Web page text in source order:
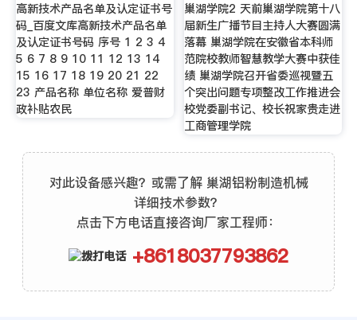
高新技术产品名单及认定证书号
码_百度文库高新技术产品名单
及认定证书号码 序号 1 2 3 4
5 6 7 8 9 10 11 12 13 14
15 16 17 18 19 20 21 22
23 产品名称 单位名称 爱普财
政补贴农民
巢湖学院2 天前巢湖学院第十八
届新生广播节目主持人大赛圆满
落幕 巢湖学院在安徽省本科师
范院校教师智慧教学大赛中获佳
绩 巢湖学院召开省委巡视暨五
个突出问题专项整改工作推进会
校党委副书记、校长祝家贵走进
工商管理学院
对此设备感兴趣？或需了解 巢湖铝粉制造机械
详细技术参数？
点击下方电话直接咨询厂家工程师：
+8618037793862